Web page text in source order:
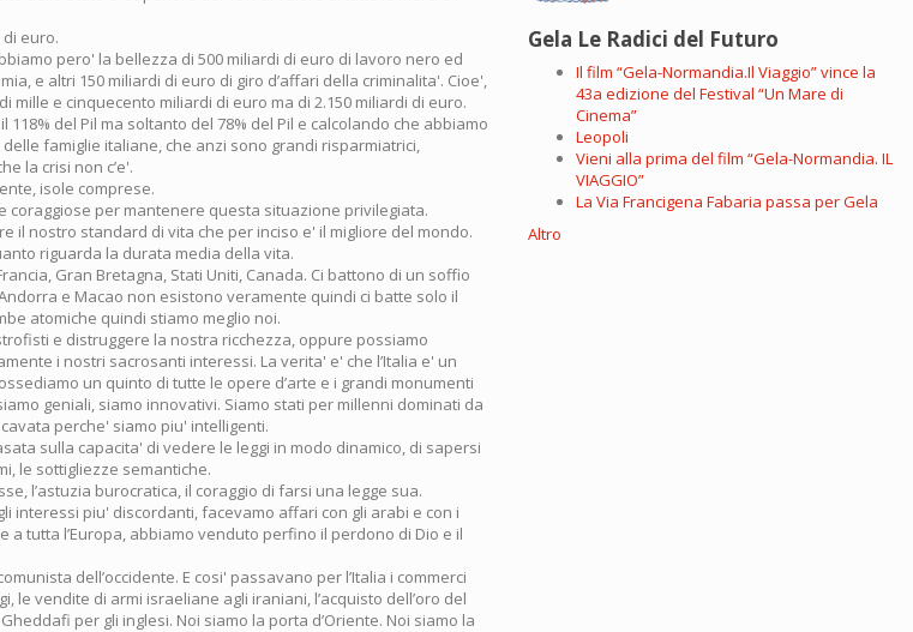
euro.
pero' la bellezza di 500 miliardi di euro di lavoro nero ed
e altri 150 miliardi di euro di giro d’affari della criminalita'. Cioe',
e cinquecento miliardi di euro ma di 2.150 miliardi di euro.
del Pil ma soltanto del 78% del Pil e calcolando che abbiamo
famiglie italiane, che anzi sono grandi risparmiatrici,
la crisi non c’e'.
isole comprese.
coraggiose per mantenere questa situazione privilegiata.
il nostro standard di vita che per inciso e' il migliore del mondo.
riguarda la durata media della vita.
Gran Bretagna, Stati Uniti, Canada. Ci battono di un soffio
e Macao non esistono veramente quindi ci batte solo il
atomiche quindi stiamo meglio noi.
e distruggere la nostra ricchezza, oppure possiamo
i nostri sacrosanti interessi. La verita' e' che l’Italia e' un
un quinto di tutte le opere d’arte e i grandi monumenti
geniali, siamo innovativi. Siamo stati per millenni dominati da
perche' siamo piu' intelligenti.
sulla capacita' di vedere le leggi in modo dinamico, di sapersi
le sottigliezze semantiche.
l’astuzia burocratica, il coraggio di farsi una legge sua.
interessi piu' discordanti, facevamo affari con gli arabi e con i
tutta l’Europa, abbiamo venduto perfino il perdono di Dio e il
dell’occidente. E cosi' passavano per l’Italia i commerci
le vendite di armi israeliane agli iraniani, l’acquisto dell’oro del
per gli inglesi. Noi siamo la porta d’Oriente. Noi siamo la
Gela Le Radici del Futuro
Il film “Gela-Normandia.Il Viaggio” vince la
43a edizione del Festival “Un Mare di
Cinema”
Leopoli
Vieni alla prima del film “Gela-Normandia. IL
VIAGGIO”
La Via Francigena Fabaria passa per Gela
Altro